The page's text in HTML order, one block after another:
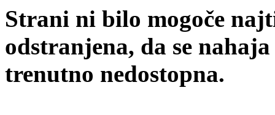
Strani ni bilo mogoče
odstranjena, da se
trenutno nedostopna.